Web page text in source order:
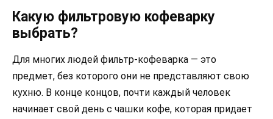
Какую фильтровую кофеварку
выбрать?
Для многих людей фильтр-кофеварка — это
предмет, без которого они не представляют свою
кухню. В конце концов, почти каждый человек
начинает свой день с чашки кофе, которая придает